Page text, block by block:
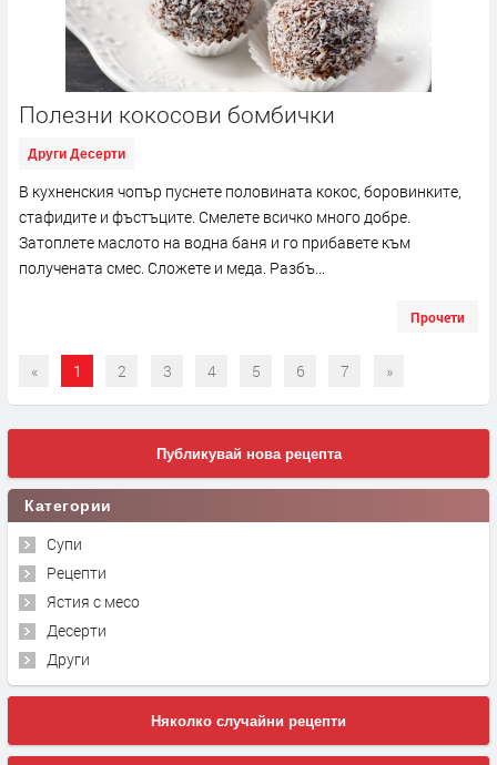
Полезни кокосови бомбички
Други Десерти
В кухненския чопър пуснете половината кокос, боровинките,
стафидите и фъстъците. Смелете всичко много добре.
Затоплете маслото на водна баня и го прибавете към
получената смес. Сложете и меда. Разбъ...
Прочети
« 1 2 3 4 5 6 7 »
Публикувай нова рецепта
Категории
Супи
Рецепти
Ястия с месо
Десерти
Други
Няколко случайни рецепти